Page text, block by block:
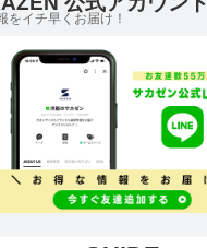
をイチ早くお届け！